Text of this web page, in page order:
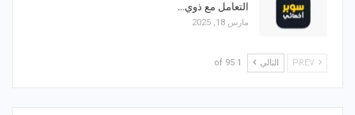
التعامل مع ذوي…
مارس 18, 2025
التالي 1 of 95